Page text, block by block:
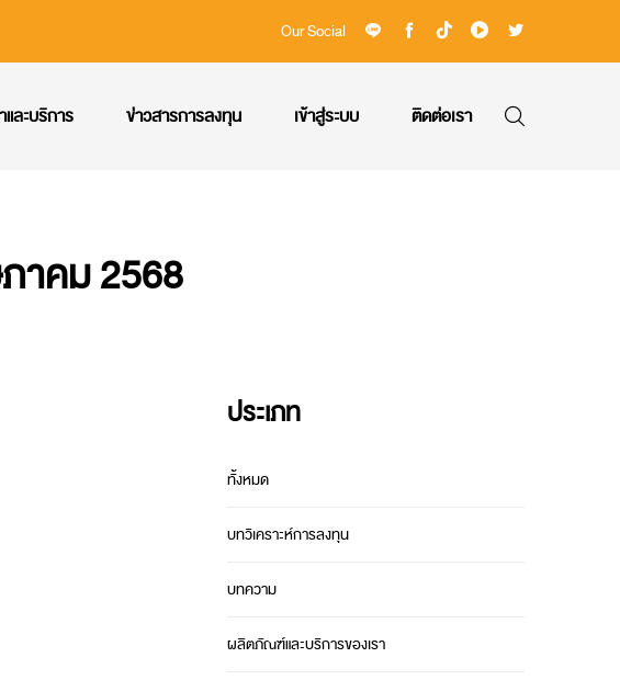
Our Social
ละบริการ ข่าวสารการลงทุน เข้าสู่ระบบ ติดต่อเรา
าคม 2568
ประเภท
ทั้งหมด
บทวิเคราะห์การลงทุน
บทความ
ผลิตภัณฑ์และบริการของเรา